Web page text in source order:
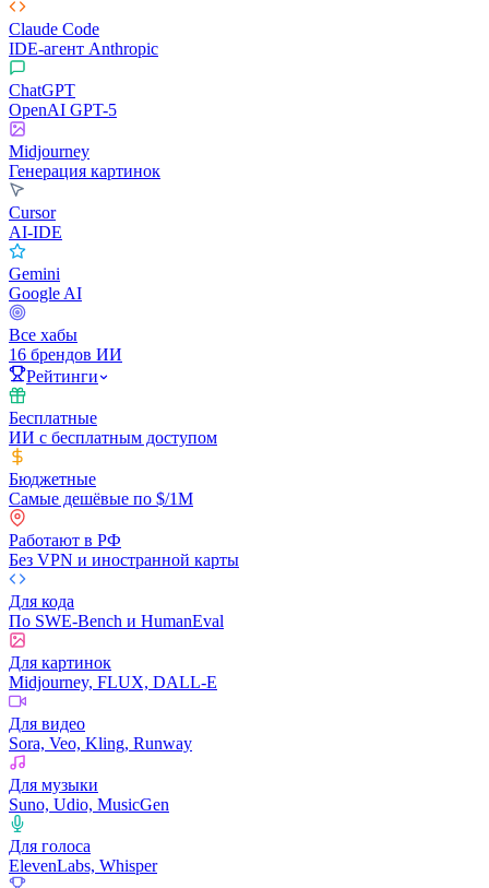
Claude Code
IDE-агент Anthropic
ChatGPT
OpenAI GPT-5
Midjourney
Генерация картинок
Cursor
AI-IDE
Gemini
Google AI
Все хабы
16 брендов ИИ
Рейтинги
Бесплатные
ИИ с бесплатным доступом
Бюджетные
Самые дешёвые по $/1M
Работают в РФ
Без VPN и иностранной карты
Для кода
По SWE-Bench и HumanEval
Для картинок
Midjourney, FLUX, DALL-E
Для видео
Sora, Veo, Kling, Runway
Для музыки
Suno, Udio, MusicGen
Для голоса
ElevenLabs, Whisper